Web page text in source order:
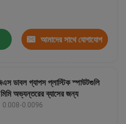
আমাদের সাথে যোগাযোগ
ডাবল গ্যাপস প্লাস্টিক স্পাউটগুলি
অভ্যন্তরের ব্যাসের জন্য
0.008-0.0096